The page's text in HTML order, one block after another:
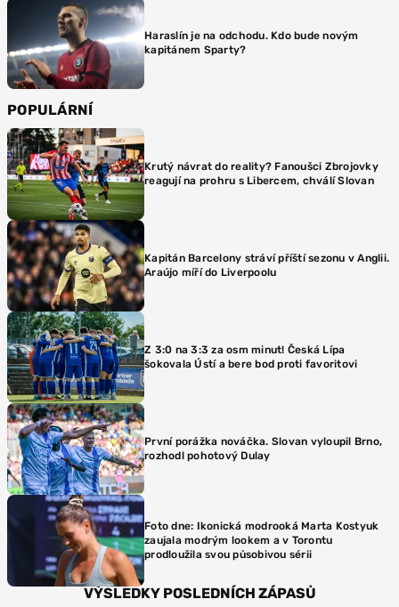
Haraslín je na odchodu. Kdo bude novým
kapitánem Sparty?
POPULÁRNÍ
Krutý návrat do reality? Fanoušci Zbrojovky
reagují na prohru s Libercem, chválí Slovan
Kapitán Barcelony stráví příští sezonu v Anglii.
Araújo míří do Liverpoolu
Z 3:0 na 3:3 za osm minut! Česká Lípa
šokovala Ústí a bere bod proti favoritovi
První porážka nováčka. Slovan vyloupil Brno,
rozhodl pohotový Dulay
Foto dne: Ikonická modrooká Marta Kostyuk
zaujala modrým lookem a v Torontu
prodloužila svou působivou sérii
VÝSLEDKY POSLEDNÍCH ZÁPASŮ